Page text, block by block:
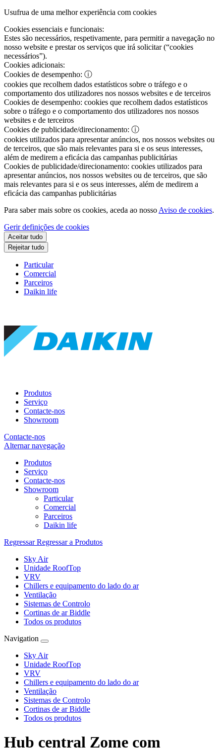
Usufrua de uma melhor experiência com cookies
Cookies essenciais e funcionais:
Estes são necessários, respetivamente, para permitir a navegação no
nosso website e prestar os serviços que irá solicitar (“cookies
necessários”).
Cookies adicionais:
Cookies de desempenho: ⓘ
cookies que recolhem dados estatísticos sobre o tráfego e o
comportamento dos utilizadores nos nossos websites e de terceiros
Cookies de desempenho: cookies que recolhem dados estatísticos
sobre o tráfego e o comportamento dos utilizadores nos nossos
websites e de terceiros
Cookies de publicidade/direcionamento: ⓘ
cookies utilizados para apresentar anúncios, nos nossos websites ou
de terceiros, que são mais relevantes para si e os seus interesses,
além de medirem a eficácia das campanhas publicitárias
Cookies de publicidade/direcionamento: cookies utilizados para
apresentar anúncios, nos nossos websites ou de terceiros, que são
mais relevantes para si e os seus interesses, além de medirem a
eficácia das campanhas publicitárias
Para saber mais sobre os cookies, aceda ao nosso Aviso de cookies.
Gerir definições de cookies
Aceitar tudo
Rejeitar tudo
Particular
Comercial
Parceiros
Daikin life
Produtos
Serviço
Contacte-nos
Showroom
Contacte-nos
Alternar navegação
Produtos
Serviço
Contacte-nos
Showroom
Particular
Comercial
Parceiros
Daikin life
Regressar Regressar a Produtos
Sky Air
Unidade RoofTop
VRV
Chillers e equipamento do lado do ar
Ventilação
Sistemas de Controlo
Cortinas de ar Biddle
Todos os produtos
Navigation
Sky Air
Unidade RoofTop
VRV
Chillers e equipamento do lado do ar
Ventilação
Sistemas de Controlo
Cortinas de ar Biddle
Todos os produtos
Hub central Zome com